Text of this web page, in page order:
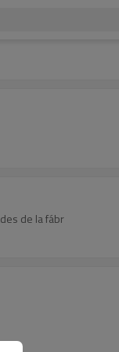
de la fábr